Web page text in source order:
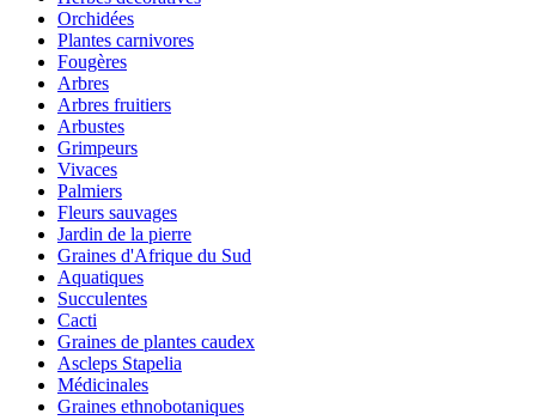
Orchidées
Plantes carnivores
Fougères
Arbres
Arbres fruitiers
Arbustes
Grimpeurs
Vivaces
Palmiers
Fleurs sauvages
Jardin de la pierre
Graines d'Afrique du Sud
Aquatiques
Succulentes
Cacti
Graines de plantes caudex
Ascleps Stapelia
Médicinales
Graines ethnobotaniques